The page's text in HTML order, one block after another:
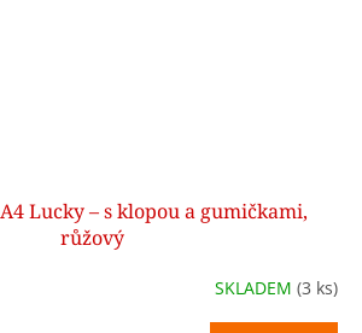
Lucky – s klopou a gumičkami,
růžový
SKLADEM (3 ks)